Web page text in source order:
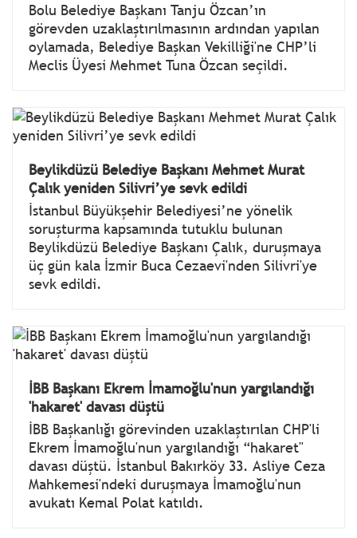
Bolu Belediye Başkanı Tanju Özcan’ın
görevden uzaklaştırılmasının ardından yapılan
oylamada, Belediye Başkan Vekilliği'ne CHP’li
Meclis Üyesi Mehmet Tuna Özcan seçildi.
Beylikdüzü Belediye Başkanı Mehmet Murat
Çalık yeniden Silivri’ye sevk edildi
İstanbul Büyükşehir Belediyesi’ne yönelik
soruşturma kapsamında tutuklu bulunan
Beylikdüzü Belediye Başkanı Çalık, duruşmaya
üç gün kala İzmir Buca Cezaevi'nden Silivri'ye
sevk edildi.
İBB Başkanı Ekrem İmamoğlu'nun yargılandığı
'hakaret' davası düştü
İBB Başkanlığı görevinden uzaklaştırılan CHP'li
Ekrem İmamoğlu'nun yargılandığı “hakaret"
davası düştü. İstanbul Bakırköy 33. Asliye Ceza
Mahkemesi'ndeki duruşmaya İmamoğlu'nun
avukatı Kemal Polat katıldı.